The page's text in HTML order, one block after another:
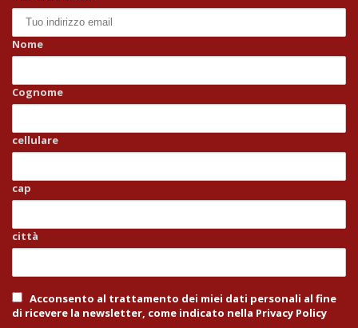
Nome
Cognome
cellulare
cap
città
Acconsento al trattamento dei miei dati personali al fine
di ricevere la newsletter, come indicato nella Privacy Policy